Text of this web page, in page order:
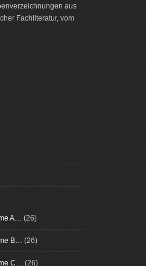
aus
Fachliteratur, vom
A… (26)
B… (26)
C… (26)